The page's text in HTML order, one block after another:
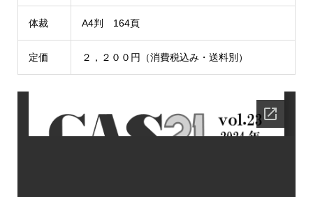
体裁 A4判 164頁
定価 ２，２００円（消費税込み・送料別）